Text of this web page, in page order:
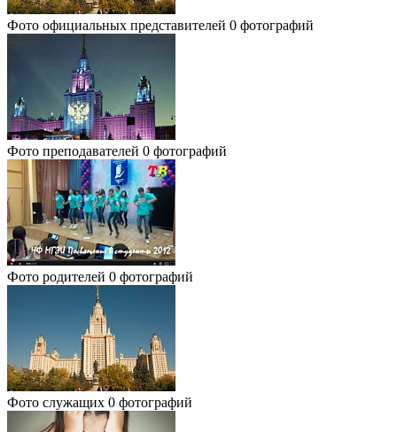
Фото официальных представителей 0 фотографий
Фото преподавателей 0 фотографий
Фото родителей 0 фотографий
Фото служащих 0 фотографий